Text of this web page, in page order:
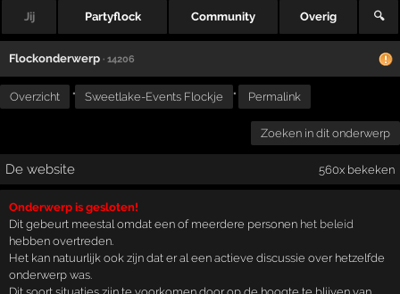
Jij Partyflock Community Overig 🔍
Flockonderwerp · 14206
Overzicht " Sweetlake-Events Flockje " Permalink
Zoeken in dit onderwerp
De website 560x bekeken
Onderwerp is gesloten!
Dit gebeurt meestal omdat een of meerdere personen het beleid
hebben overtreden.
Het kan natuurlijk ook zijn dat er al een actieve discussie over hetzelfde
onderwerp was.